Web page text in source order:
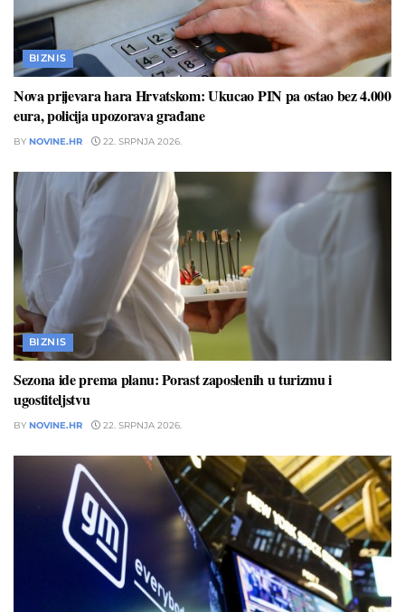
BIZNIS
Nova prijevara hara Hrvatskom: Ukucao PIN pa ostao bez 4.000
eura, policija upozorava građane
BY NOVINE.HR 22. SRPNJA 2026.
BIZNIS
Sezona ide prema planu: Porast zaposlenih u turizmu i
ugostiteljstvu
BY NOVINE.HR 22. SRPNJA 2026.